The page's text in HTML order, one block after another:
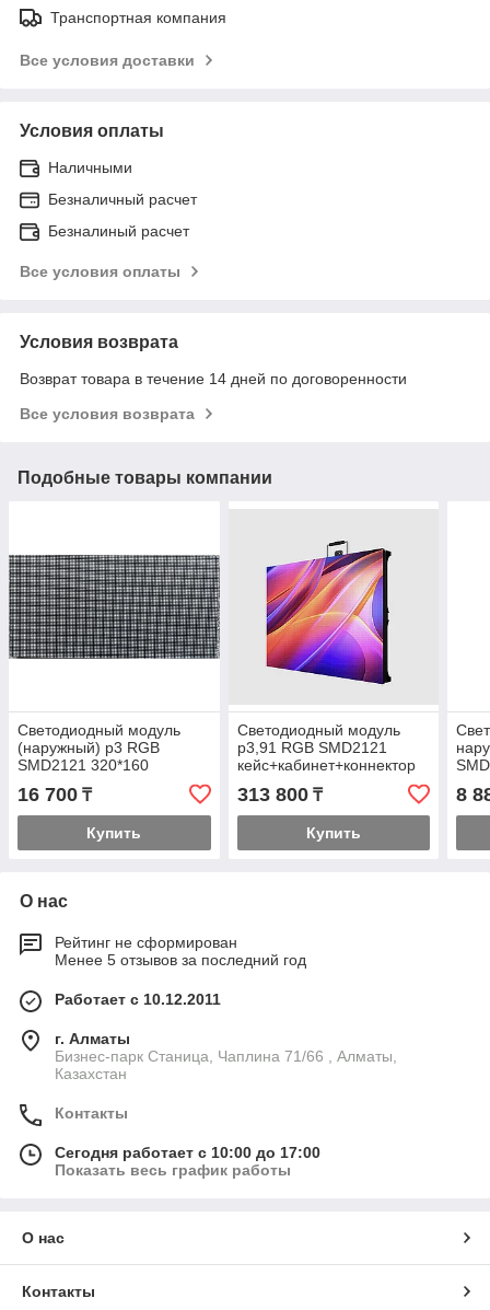
Транспортная компания
Все условия доставки
Условия оплаты
Наличными
Безналичный расчет
Безналиный расчет
Все условия оплаты
Условия возврата
Возврат товара в течение 14 дней по договоренности
Все условия возврата
Подобные товары компании
Светодиодный модуль
(наружный) p3 RGB
SMD2121 320*160
16 700 ₸
Купить
Светодиодный модуль
р3,91 RGB SMD2121
кейс+кабинет+коннектор
питающий и сигнальные
313 800₸
Купить
8
О нас
Рейтинг не сформирован
Менее 5 отзывов за последний год
Работает с 10.12.2011
г. Алматы
Бизнес-парк Станица, Чаплина 71/66 , Алматы,
Казахстан
Контакты
Сегодня работает с 10:00 до 17:00
Показать весь график работы
О нас
Контакты